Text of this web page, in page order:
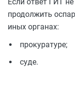
Если ответ ГИТ
продолжить
иных органах:
прокуратуре;
суде.